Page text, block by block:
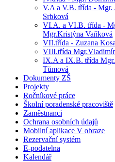
V.A a V.B. třída - Mgr.
Srbková
VI.A. a VI.B. třída -
Mgr.Kristýna Vaňková
VII.třída - Zuzana
VIII.třída Mgr.Vladimír
IX.A a IX.B. třída
Tůmová
Dokumenty ZŠ
Projekty
Ročníkové práce
Školní poradenské pracoviště
Zaměstnanci
Ochrana osobních údajů
Mobilní aplikace V obraze
Rezervační systém
E-podatelna
Kalendář